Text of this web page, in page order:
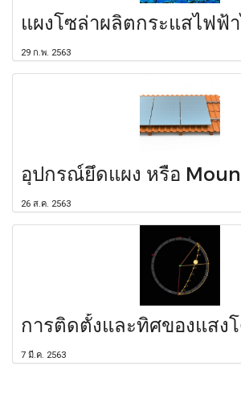
แผงโซล่าผลิตกระแสไฟฟ้
29 ก.พ. 2563
อุปกรณ์ยึดแผง หรือ
26 ส.ค. 2563
การติดตั้งและทิศของแสง
7 มี.ค. 2563